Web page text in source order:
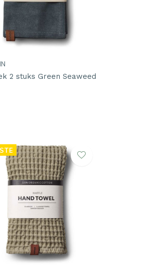
2 stuks Green Seaweed